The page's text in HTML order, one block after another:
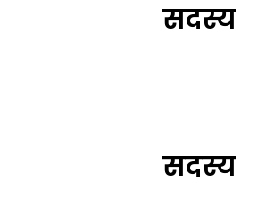
सदस्य
सदस्य